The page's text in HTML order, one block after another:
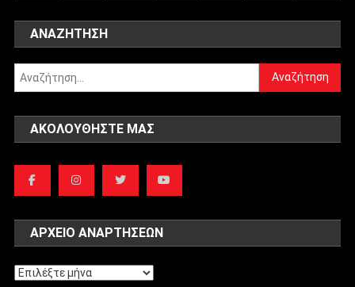
ΑΝΑΖΉΤΗΣΗ
Αναζήτηση
για:
ΑΚΟΛΟΥΘΉΣΤΕ ΜΑΣ
ΑΡΧΕΊΟ ΑΝΑΡΤΉΣΕΩΝ
Αρχείο